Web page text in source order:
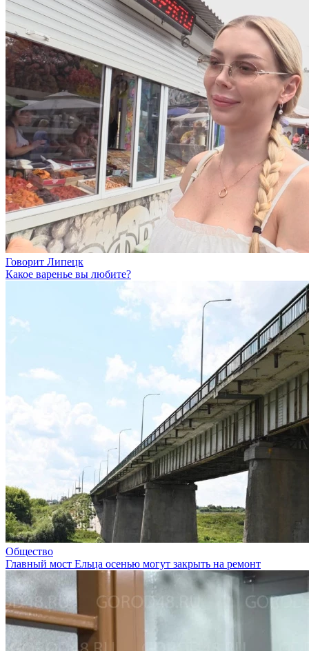
Говорит Липецк
Какое варенье вы любите?
Общество
Главный мост Ельца осенью могут закрыть на ремонт